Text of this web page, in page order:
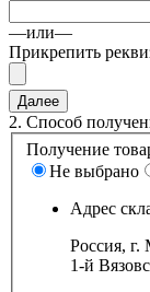
—или—
Прикрепить
2. Способ
Получение
Не выбрано
Адрес
Россия, г.
1-й